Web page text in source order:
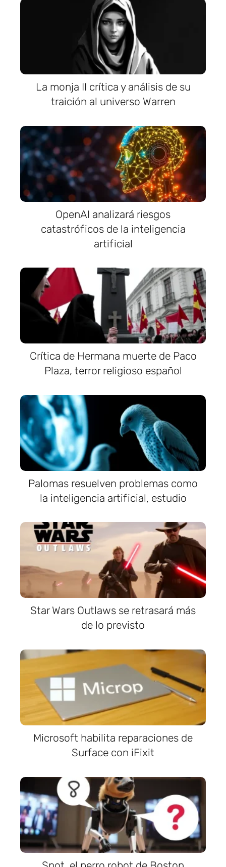
La monja II crítica y análisis de su
traición al universo Warren
OpenAI analizará riesgos
catastróficos de la inteligencia
artificial
Crítica de Hermana muerte de Paco
Plaza, terror religioso español
Palomas resuelven problemas como
la inteligencia artificial, estudio
Star Wars Outlaws se retrasará más
de lo previsto
Microsoft habilita reparaciones de
Surface con iFixit